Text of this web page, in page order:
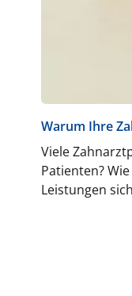
Warum Ihre
Viele
Patienten?
Leistungen